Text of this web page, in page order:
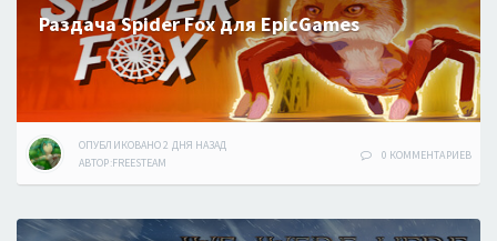
Раздача Spider Fox для EpicGames
ОПУБЛИКОВАНО2 ДНЯ НАЗАД
АВТОР:FREESTEAM
0 КОММЕНТАРИЕВ